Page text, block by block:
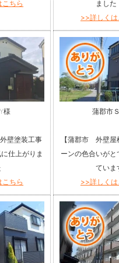
ちら
ました
>>詳しくは
様
壁塗装工事
仕上がりま
ちら
蒲郡市
【蒲郡市 外壁屋
ーンの色合いがと
ていま
>>詳しくは